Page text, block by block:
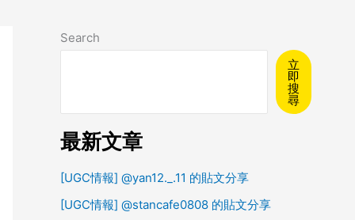
Search
立
即
搜
尋
最新文章
[UGC情報] @yan12._.11 的貼文分享
[UGC情報] @stancafe0808 的貼文分享